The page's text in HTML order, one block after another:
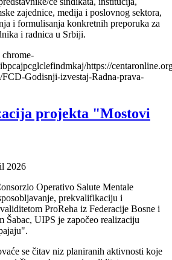
zajednice, medija i poslovnog sektora,
i formulisanja konkretnih preporuka za
i radnica u Srbiji.
https://
Godisnji-izvestaj-Radna-prava-
projekta "Mostovi
2026
Operativo Salute Mentale
prekvalifikaciju i
ProReha iz Federacije Bosne i
Šabac, UIPS je započeo realizaciju
se čitav niz planiranih aktivnosti koje